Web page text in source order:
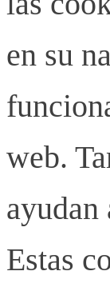
en su
web.
Estas